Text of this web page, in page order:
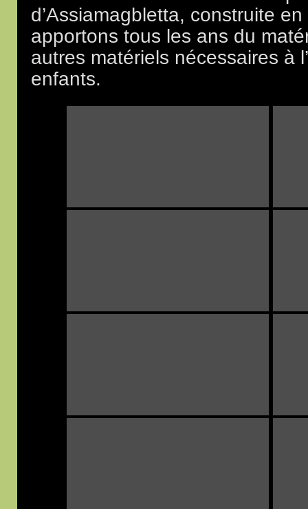
d’Assiamagbletta, construite
apportons tous les ans du
autres matériels nécessaires à
enfants.